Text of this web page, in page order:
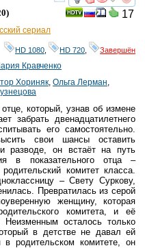
смотреть
17
сериал
HD 1080 HD 720 Завершён
Кравченко
Хориняк Ольга Лерман
который, узнав об измене
забрать двенадцатилетнего
его самостоятельно.
свои шансы оставить
разводе, он встаёт на путь
в показательного отца –
комитет класса.
– Свету Суркову,
Превратилась из серой
женщину, которая
комитета, и её
осталось только
в детстве не давал ей
в родительском комитете, он